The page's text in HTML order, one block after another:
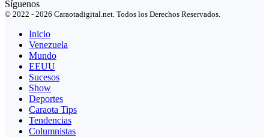
Síguenos
© 2022 - 2026 Caraotadigital.net. Todos los Derechos Reservados.
Inicio
Venezuela
Mundo
EEUU
Sucesos
Show
Deportes
Caraota Tips
Tendencias
Columnistas